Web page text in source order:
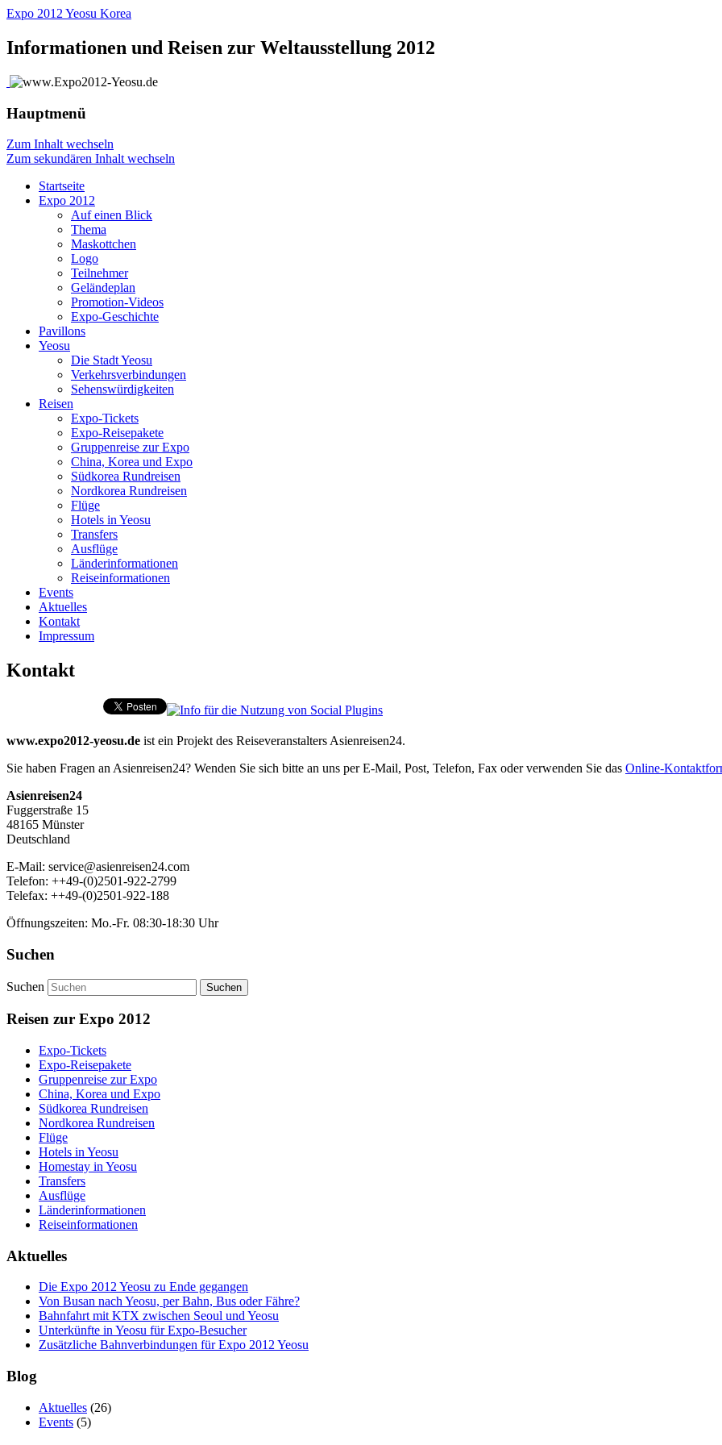
Expo 2012 Yeosu Korea
Informationen und Reisen zur Weltausstellung 2012
Hauptmenü
Zum Inhalt wechseln
Zum sekundären Inhalt wechseln
Startseite
Expo 2012
Auf einen Blick
Thema
Maskottchen
Logo
Teilnehmer
Geländeplan
Promotion-Videos
Expo-Geschichte
Pavillons
Yeosu
Die Stadt Yeosu
Verkehrsverbindungen
Sehenswürdigkeiten
Reisen
Expo-Tickets
Expo-Reisepakete
Gruppenreise zur Expo
China, Korea und Expo
Südkorea Rundreisen
Nordkorea Rundreisen
Flüge
Hotels in Yeosu
Transfers
Ausflüge
Länderinformationen
Reiseinformationen
Events
Aktuelles
Kontakt
Impressum
Kontakt
www.expo2012-yeosu.de ist ein Projekt des Reiseveranstalters Asienreisen24.
Sie haben Fragen an Asienreisen24? Wenden Sie sich bitte an uns per E-Mail, Post, Telefon, Fax oder verwenden Sie das Online-
Asienreisen24
Fuggerstraße 15
48165 Münster
Deutschland
E-Mail: service@asienreisen24.com
Telefon: ++49-(0)2501-922-2799
Telefax: ++49-(0)2501-922-188
Öffnungszeiten: Mo.-Fr. 08:30-18:30 Uhr
Suchen
Suchen
Reisen zur Expo 2012
Expo-Tickets
Expo-Reisepakete
Gruppenreise zur Expo
China, Korea und Expo
Südkorea Rundreisen
Nordkorea Rundreisen
Flüge
Hotels in Yeosu
Homestay in Yeosu
Transfers
Ausflüge
Länderinformationen
Reiseinformationen
Aktuelles
Die Expo 2012 Yeosu zu Ende gegangen
Von Busan nach Yeosu, per Bahn, Bus oder Fähre?
Bahnfahrt mit KTX zwischen Seoul und Yeosu
Unterkünfte in Yeosu für Expo-Besucher
Zusätzliche Bahnverbindungen für Expo 2012 Yeosu
Blog
Aktuelles (26)
Events (5)